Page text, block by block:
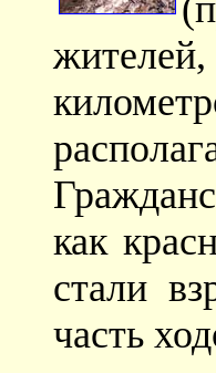
жителей,
как
стали
часть